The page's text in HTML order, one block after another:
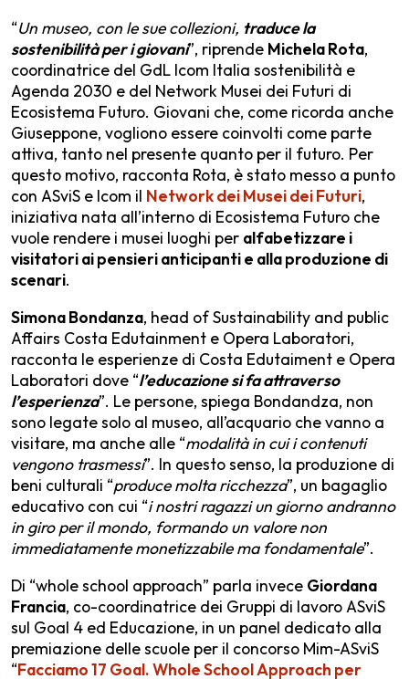
“Un museo, con le sue collezioni, traduce la
sostenibilità per i giovani”, riprende Michela Rota,
coordinatrice del GdL Icom Italia sostenibilità e
Agenda 2030 e del Network Musei dei Futuri di
Ecosistema Futuro. Giovani che, come ricorda anche
Giuseppone, vogliono essere coinvolti come parte
attiva, tanto nel presente quanto per il futuro. Per
questo motivo, racconta Rota, è stato messo a punto
con ASviS e Icom il Network dei Musei dei Futuri,
iniziativa nata all’interno di Ecosistema Futuro che
vuole rendere i musei luoghi per alfabetizzare i
visitatori ai pensieri anticipanti e alla produzione di
scenari.
Simona Bondanza, head of Sustainability and public
Affairs Costa Edutainment e Opera Laboratori,
racconta le esperienze di Costa Edutaiment e Opera
Laboratori dove “l’educazione si fa attraverso
l’esperienza”. Le persone, spiega Bondandza, non
sono legate solo al museo, all’acquario che vanno a
visitare, ma anche alle “modalità in cui i contenuti
vengono trasmessi”. In questo senso, la produzione di
beni culturali “produce molta ricchezza”, un bagaglio
educativo con cui “i nostri ragazzi un giorno andranno
in giro per il mondo, formando un valore non
immediatamente monetizzabile ma fondamentale”.
Di “whole school approach” parla invece Giordana
Francia, co-coordinatrice dei Gruppi di lavoro ASviS
sul Goal 4 ed Educazione, in un panel dedicato alla
premiazione delle scuole per il concorso Mim-ASviS
“Facciamo 17 Goal. Whole School Approach per